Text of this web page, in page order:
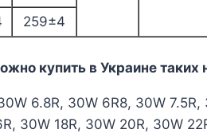
259±4
купить в Украине таких
6.8R, 30W 6R8, 30W
30W 18R, 30W 20R, 30W